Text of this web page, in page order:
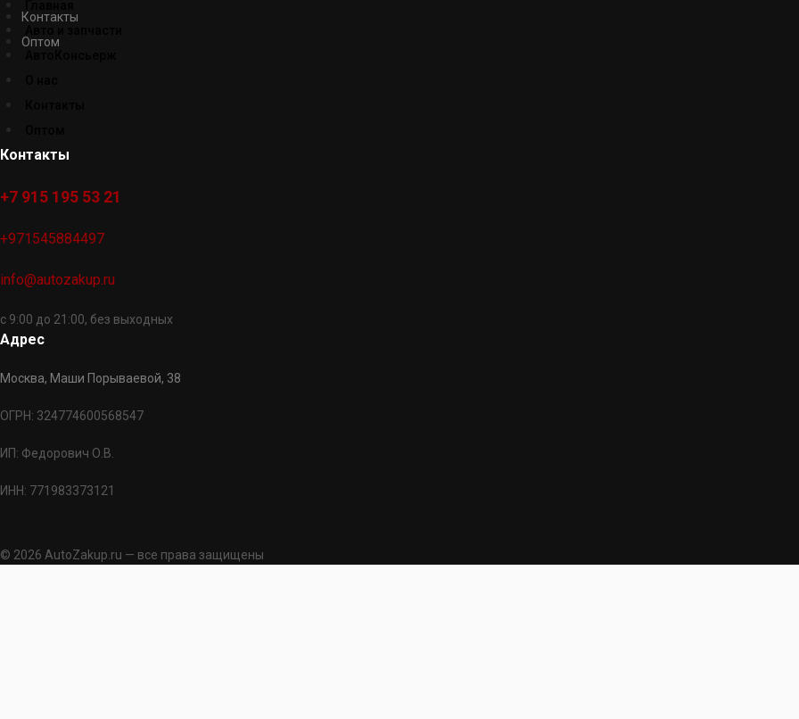
Контакты
Оптом
Контакты
+7 915 195 53 21
+971545884497
info@autozakup.ru
с 9:00 до 21:00, без выходных
Адрес
Москва, Маши Порываевой, 38
ОГРН: 324774600568547
ИП: Федорович О.В.
ИНН: 771983373121
© 2026 AutoZakup.ru — все права защищены